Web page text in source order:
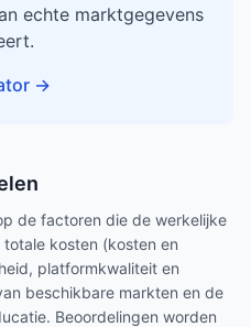
echte marktgegevens
→
de factoren die de werkelijke
kosten (kosten en
platformkwaliteit en
beschikbare markten en de
Beoordelingen worden